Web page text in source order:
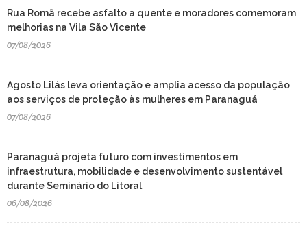
Rua Romã recebe asfalto a quente e moradores comemoram
melhorias na Vila São Vicente
07/08/2026
Agosto Lilás leva orientação e amplia acesso da população
aos serviços de proteção às mulheres em Paranaguá
07/08/2026
Paranaguá projeta futuro com investimentos em
infraestrutura, mobilidade e desenvolvimento sustentável
durante Seminário do Litoral
06/08/2026